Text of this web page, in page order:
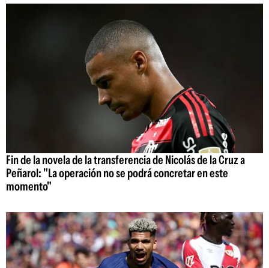
Fin de la novela de la transferencia de Nicolás de la Cruz a
Peñarol: "La operación no se podrá concretar en este
momento"